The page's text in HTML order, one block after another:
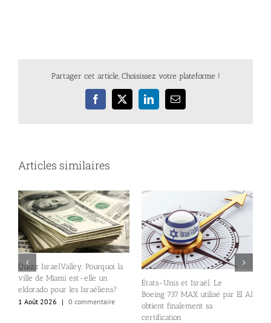
Partager cet article, Choisissez votre plateforme !
Facebook
X LinkedInEmail
Articles similaires
Quizz IsraelValley. Pourquoi la
ville de Miami est-elle un
eldorado pour les Israéliens?
1 Août 2026
| 0 commentaire
États-Unis et Israël. Le
Boeing 737 MAX utilisé par El Al
obtient finalement sa
certification